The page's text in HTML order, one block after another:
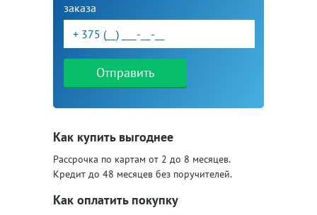
заказа
Отправить
Как купить выгоднее
Рассрочка по картам от 2 до 8 месяцев.
Кредит до 48 месяцев без поручителей.
Как оплатить покупку